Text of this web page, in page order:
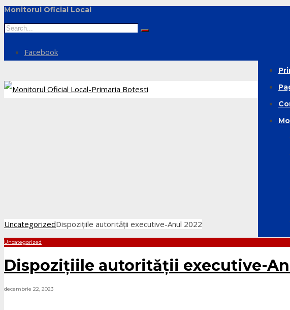
Monitorul Oficial Local
Facebook
UncategorizedDispozițiile autorității executive-Anul 2022
Uncategorized
Dispozițiile autorității executive-
decembrie 22, 2023